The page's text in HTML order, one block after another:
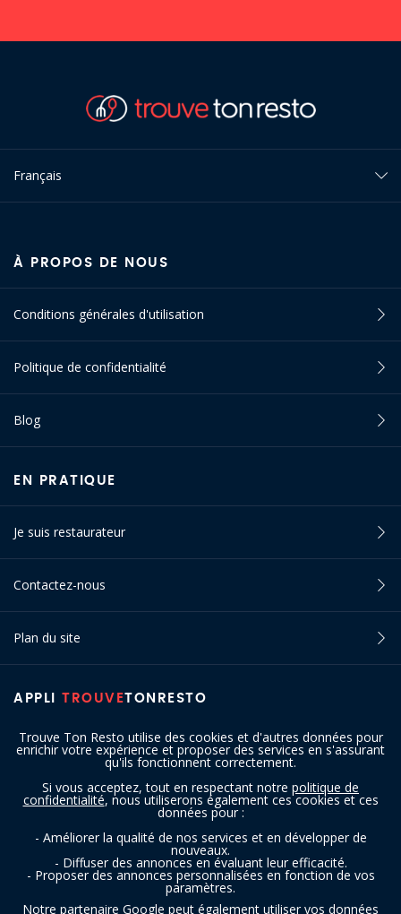
Trouve Ton Resto utilise des cookies et d'autres données pour
enrichir votre expérience et proposer des services en s'assurant
qu'ils fonctionnent correctement.
Si vous acceptez, tout en respectant notre politique de
confidentialité, nous utiliserons également ces cookies et ces
données pour :
- Améliorer la qualité de nos services et en développer de
nouveaux.
- Diffuser des annonces en évaluant leur efficacité.
- Proposer des annonces personnalisées en fonction de vos
paramètres.
Notre partenaire Google peut également utiliser vos données
Français
APPLI TROUVETONRESTO
À PROPOS DE NOUS
Conditions générales d'utilisation
Politique de confidentialité
Blog
EN PRATIQUE
Je suis restaurateur
Contactez-nous
Plan du site
SUIVEZ-NOUS